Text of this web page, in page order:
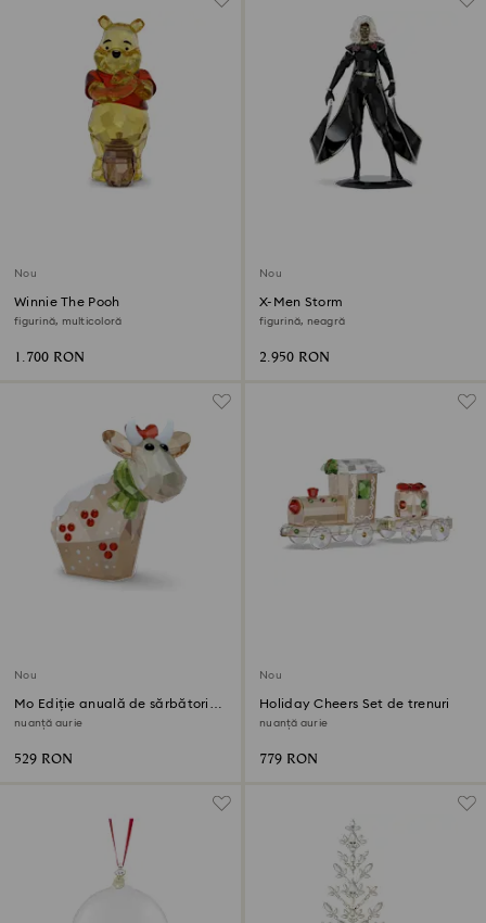
Nou
Winnie The Pooh
figurină, multicoloră
1.700 RON
Nou
X-Men Storm
figurină, neagră
2.950 RON
Nou
Mo Ediție anuală de sărbători
2026
nuanță aurie
529 RON
Nou
Holiday Cheers Set de trenuri
nuanță aurie
779 RON